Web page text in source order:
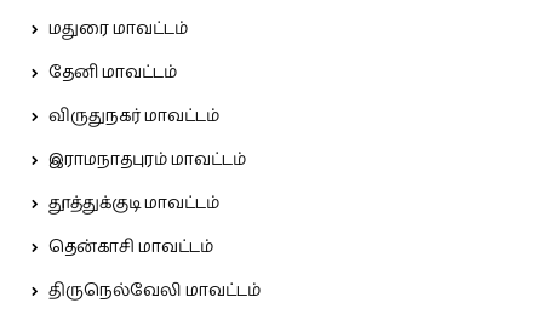
மதுரை மாவட்டம்
தேனி மாவட்டம்
விருதுநகர் மாவட்டம்
இராமநாதபுரம் மாவட்டம்
தூத்துக்குடி மாவட்டம்
தென்காசி மாவட்டம்
திருநெல்வேலி மாவட்டம்